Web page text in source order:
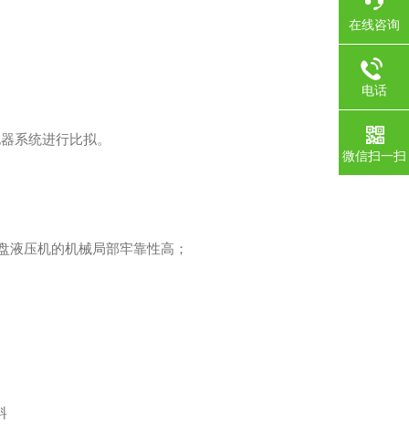
统进行比拟。
压机的机械局部牢靠性高；
在线咨询
电话
微信扫一扫